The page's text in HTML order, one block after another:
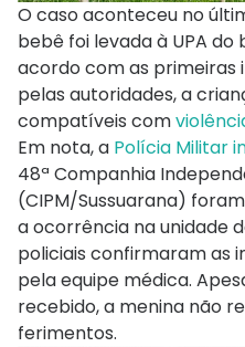
O caso aconteceu no
bebê foi levada à UPA do
acordo com as primeiras
pelas autoridades, a
compatíveis com
Em nota, a Polícia Militar
48ª Companhia
(CIPM/Sussuarana)
a ocorrência na unidade
policiais confirmaram as
pela equipe médica.
recebido, a menina não
ferimentos.